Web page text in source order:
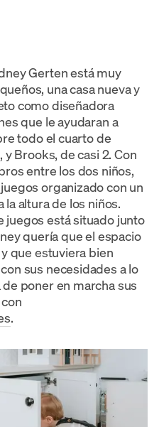
Gerten está muy
una casa nueva y
como diseñadora
que le ayudaran a
todo el cuarto de
Brooks, de casi 2. Con
entre los dos niños,
organizado con un
altura de los niños.
juegos está situado junto
quería que el espacio
que estuviera bien
sus necesidades a lo
poner en marcha sus
.